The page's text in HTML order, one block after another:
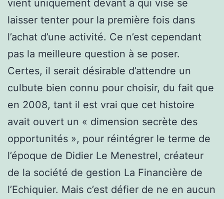
vient uniquement devant à qui vise se
laisser tenter pour la première fois dans
l’achat d’une activité. Ce n’est cependant
pas la meilleure question à se poser.
Certes, il serait désirable d’attendre un
culbute bien connu pour choisir, du fait que
en 2008, tant il est vrai que cet histoire
avait ouvert un « dimension secrète des
opportunités », pour réintégrer le terme de
l’époque de Didier Le Menestrel, créateur
de la société de gestion La Financière de
l’Echiquier. Mais c’est défier de ne en aucun